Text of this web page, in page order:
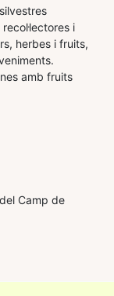
i
herbes i fruits,
amb fruits